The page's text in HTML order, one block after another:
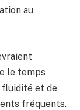
au
le temps
fluidité et de
fréquents.